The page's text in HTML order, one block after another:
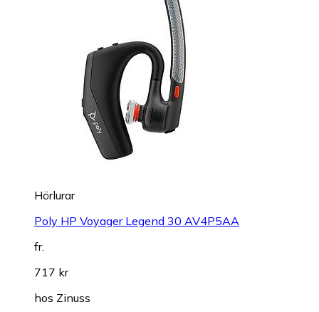
Hörlurar
Poly HP Voyager Legend 30 AV4P5AA
fr.
717 kr
hos Zinuss